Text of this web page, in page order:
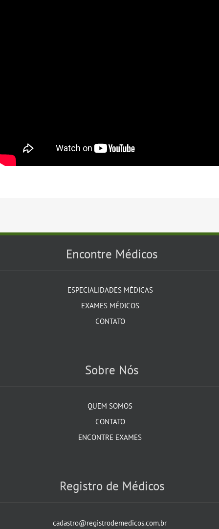
Encontre Médicos
ESPECIALIDADES MÉDICAS
EXAMES MÉDICOS
CONTATO
Sobre Nós
QUEM SOMOS
CONTATO
ENCONTRE EXAMES
Registro de Médicos
cadastro@registrodemedicos.com.br